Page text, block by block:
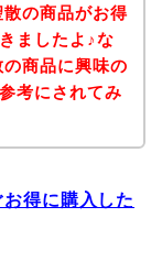
の商品がお得
ましたよ♪な
商品に興味の
考にされてみ
得に購入した